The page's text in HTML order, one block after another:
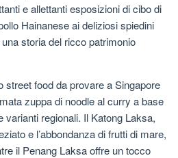
e allettanti esposizioni di cibo di
Hainanese ai deliziosi spiedini
storia del ricco patrimonio
street food da provare a Singapore
zuppa di noodle al curry a base
varianti regionali. Il Katong Laksa,
e l’abbondanza di frutti di mare,
il Penang Laksa offre un tocco